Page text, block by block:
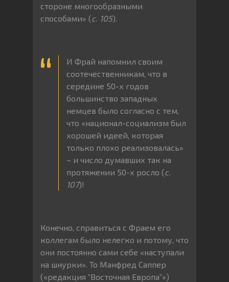
стороне многообразными
способами» (с. 105).
И Фрай напомнил своим
соотечественникам, что в
середине 50-х годов
большинство западных
немцев было согласно с тем,
что «национал-социализм был
хорошей идеей, которая
только плохо реализовалась»
– и число думавших так на
протяжении 50-х росло (с.
107)!
Конечно, справиться с Фраем его
коллегам было нелегко и потому, что
они постоянно сами себе «наступали
на шнурки». То Манфред Саппер
(«редакция “Восточная Европа”»)